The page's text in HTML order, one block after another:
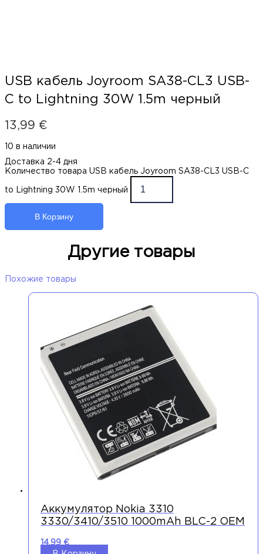
USB кабель Joyroom SA38-CL3 USB-
C to Lightning 30W 1.5m черный
13,99 €
10 в наличии
Доставка 2-4 дня
Количество товара USB кабель Joyroom SA38-CL3 USB-C
to Lightning 30W 1.5m черный
В Корзину
Другие товары
Похожие товары
Аккумулятор Nokia 3310
3330/3410/3510 1000mAh BLC-2 OEM
14,99 €